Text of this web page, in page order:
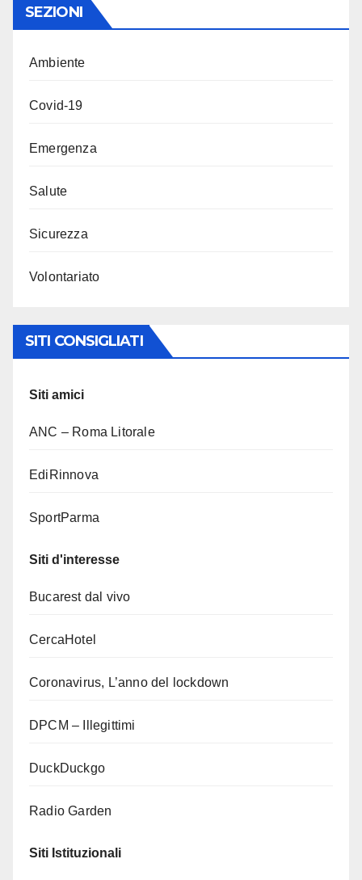
SEZIONI
Ambiente
Covid-19
Emergenza
Salute
Sicurezza
Volontariato
SITI CONSIGLIATI
Siti amici
ANC – Roma Litorale
EdiRinnova
SportParma
Siti d'interesse
Bucarest dal vivo
CercaHotel
Coronavirus, L’anno del lockdown
DPCM – Illegittimi
DuckDuckgo
Radio Garden
Siti Istituzionali